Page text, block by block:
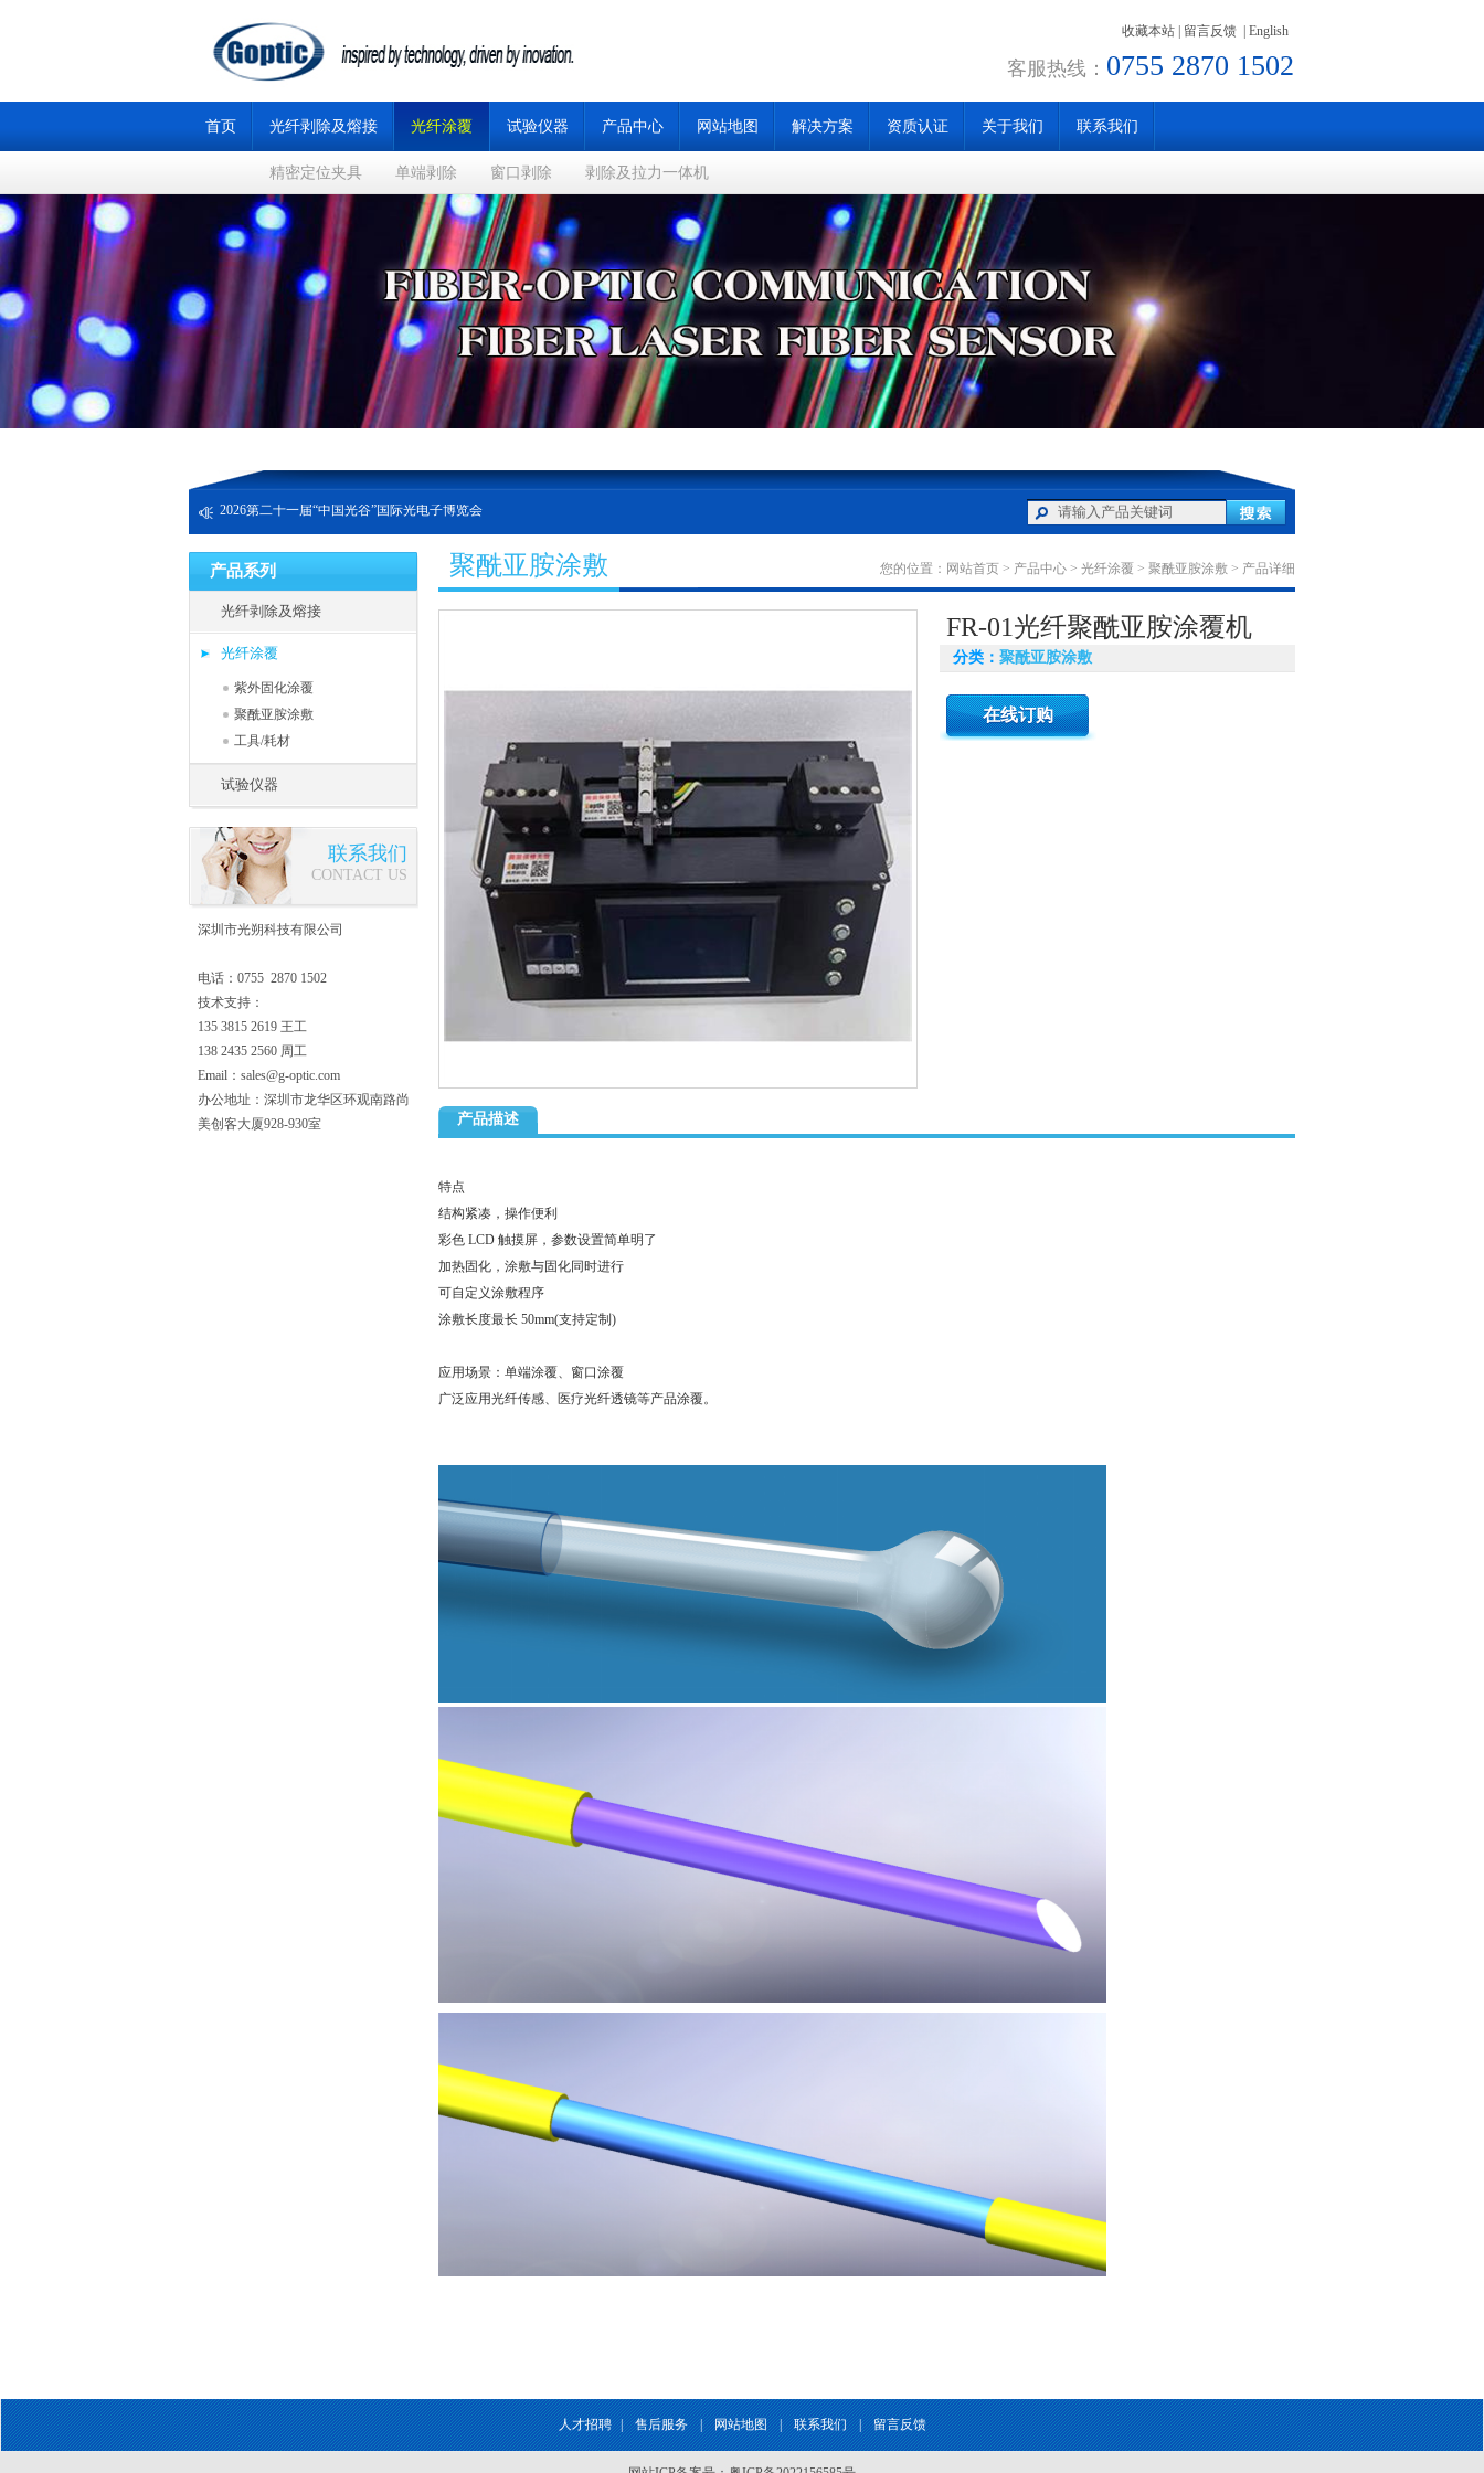
收藏本站 留言反馈 English
客服热线： 0755 2870 1502
首页 光纤剥除及熔接
精密定位夹具 单端剥除 窗口剥除 剥除及拉力一体机
光纤涂覆 试验仪器 产品中心 网站地图 解决方案 资质认证 关于我们 联系我们
中国第十二届中国光纤传感大会(OFS-China 2024)
2026第二十一届“中国光谷”国际光电子博览会
产品系列
光纤剥除及熔接
光纤涂覆
紫外固化涂覆
聚酰亚胺涂敷
工具/耗材
试验仪器
联系我们
CONTACT US
深圳市光朔科技有限公司
电话：0755 2870 1502
技术支持：
135 3815 2619 王工
138 2435 2560 周工
Email：sales@g-optic.com
办公地址：深圳市龙华区环观南路尚
美创客大厦928-930室
聚酰亚胺涂敷 您的位置： 网站首页 > 产品中心 > 光纤涂覆 > 聚酰亚胺涂敷 > 产品详细
FR-01光纤聚酰亚胺涂覆机
分类： 聚酰亚胺涂敷
在线订购
产品描述
特点
结构紧凑，操作便利
彩色 LCD 触摸屏，参数设置简单明了
加热固化，涂敷与固化同时进行
可自定义涂敷程序
涂敷长度最长 50mm(支持定制)
应用场景：单端涂覆、窗口涂覆
广泛应用光纤传感、医疗光纤透镜等产品涂覆。
人才招聘 | 售后服务 | 网站地图 | 联系我们 | 留言反馈